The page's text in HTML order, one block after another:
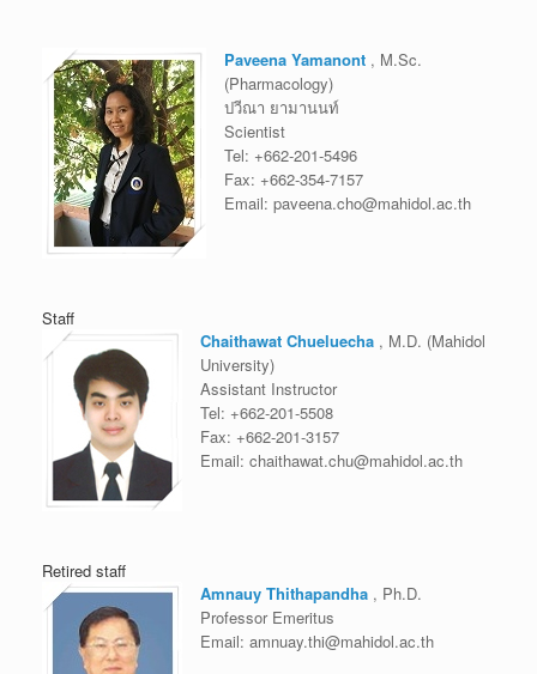
Paveena Yamanont , M.Sc.
(Pharmacology)
ปวีณา ยามานนท์
Scientist
Tel: +662-201-5496
Fax: +662-354-7157
Email: paveena.cho@mahidol.ac.th
Staff
Chaithawat Chueluecha , M.D. (Mahidol
University)
Assistant Instructor
Tel: +662-201-5508
Fax: +662-201-3157
Email: chaithawat.chu@mahidol.ac.th
Retired staff
Amnauy Thithapandha , Ph.D.
Professor Emeritus
Email: amnuay.thi@mahidol.ac.th